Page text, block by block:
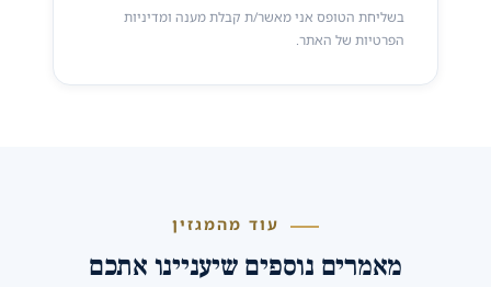
בשליחת הטופס אני מאשר/ת קבלת מענה ומדיניות
הפרטיות של האתר.
עוד מהמגזין
מאמרים נוספים שיעניינו אתכם